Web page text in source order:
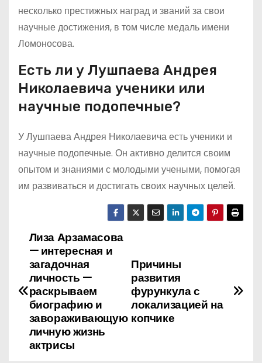
несколько престижных наград и званий за свои
научные достижения, в том числе медаль имени
Ломоносова.
Есть ли у Лушпаева Андрея
Николаевича ученики или
научные подопечные?
У Лушпаева Андрея Николаевича есть ученики и
научные подопечные. Он активно делится своим
опытом и знаниями с молодыми учеными, помогая
им развиваться и достигать своих научных целей.
Н
в
Причины
развития
фурункула с
локализацией на
копчике
Лиза Арзамасова
— интересная и
загадочная
личность —
раскрываем
биографию и
завораживающую
личную жизнь
актрисы